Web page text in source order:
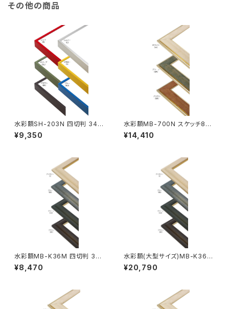
その他の商品
水彩額SH-203N 四切判 347
×423ミリ
¥9,350
水彩額MB-700N スケッチ8F
520×595ミリ
¥14,410
水彩額MB-K36M 四切判 347
×423ミリ
¥8,470
水彩額(大型サイズ)MB-K36M
大判 660×850ミリ
¥20,790